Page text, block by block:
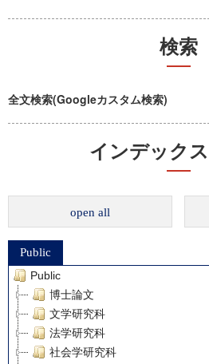
検索
全文検索(Googleカスタム検索)
インデック
open all
Public
Public
博士論文
文学研究科
法学研究科
社会学研究科